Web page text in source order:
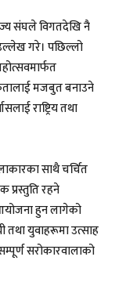
संघले विगतदेखि नै
गरे। पछिल्लो
मजबुत बनाउने
राष्ट्रिय तथा
साथै चर्चित
प्रस्तुति रहने
हुन लागेको
तथा युवाहरूमा उत्साह
सरोकारवालाको